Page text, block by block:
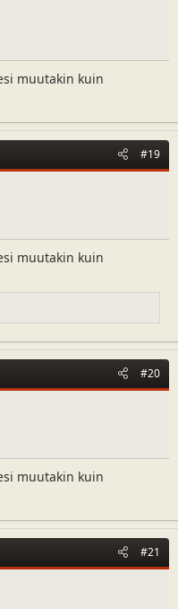
muutakin kuin
#19
muutakin kuin
#20
muutakin kuin
#21